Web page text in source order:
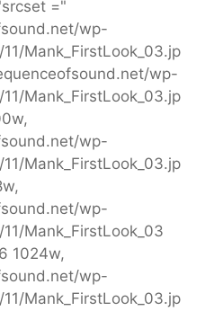
="
wp-
Mank_FirstLook_03.jp
wp-
Mank_FirstLook_03.jp
wp-
Mank_FirstLook_03.jp
wp-
Mank_FirstLook_03
1024w,
wp-
Mank_FirstLook_03.jp